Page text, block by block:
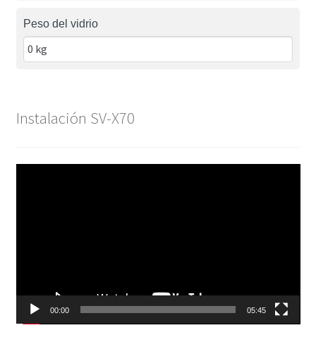
Peso del vidrio
Instalación SV-X70
00:00 05:45